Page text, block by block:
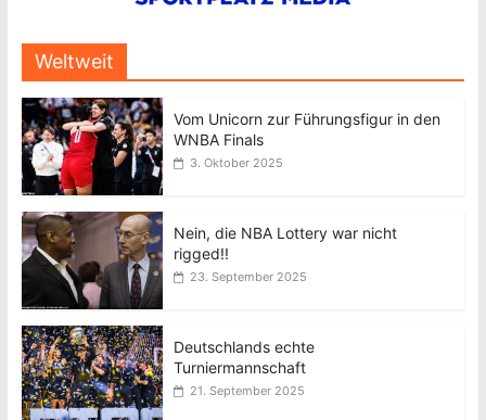
Weltweit
Vom Unicorn zur Führungsfigur in den
WNBA Finals
3. Oktober 2025
Nein, die NBA Lottery war nicht
rigged!!
23. September 2025
Deutschlands echte
Turniermannschaft
21. September 2025